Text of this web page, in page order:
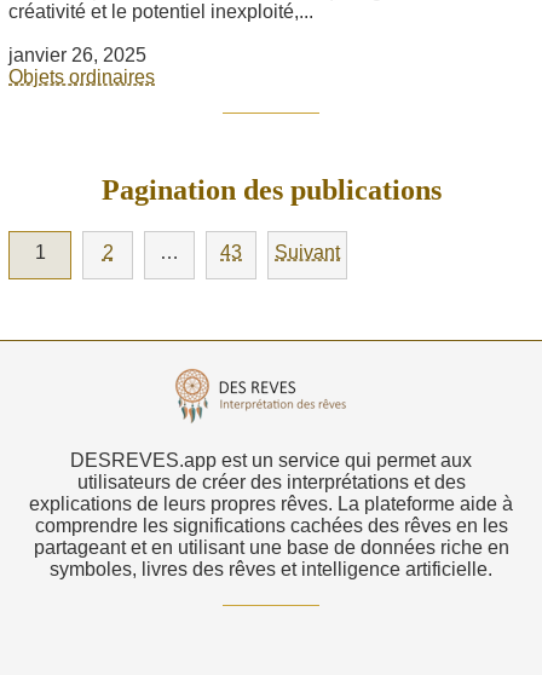
créativité et le potentiel inexploité,...
janvier 26, 2025
Objets ordinaires
Pagination des publications
1 2 … 43 Suivant
DESREVES.app est un service qui permet aux
utilisateurs de créer des interprétations et des
explications de leurs propres rêves. La plateforme aide à
comprendre les significations cachées des rêves en les
partageant et en utilisant une base de données riche en
symboles, livres des rêves et intelligence artificielle.